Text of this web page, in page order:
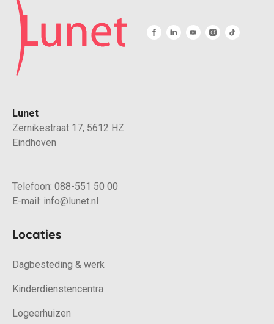
Lunet
Zernikestraat 17, 5612 HZ
Eindhoven
Telefoon: 088-551 50 00
E-mail: info@lunet.nl
Locaties
Dagbesteding & werk
Kinderdienstencentra
Logeerhuizen